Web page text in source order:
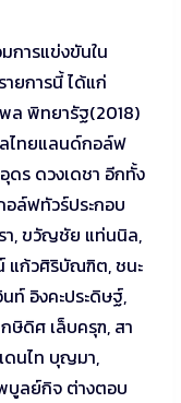
การแข่งขันใน
ายการนี้ ได้แก่
ล พิทยารัฐ(2018)
ไทยแลนด์กอล์ฟ
ร ดวงเดชา อีกทั้ง
ล์ฟทัวร์ประกอบ
า, ขวัญชัย แท่นนิล,
แก้วศิริบัณฑิต, ชนะ
ท์ อิงคะประดิษฐ์,
ดิศ เล็บครุฑ, สา
นไท บุญมา,
บูลย์กิจ ต่างตอบ